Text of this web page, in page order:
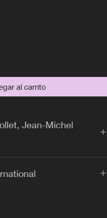
al carrito
Jean-Michel